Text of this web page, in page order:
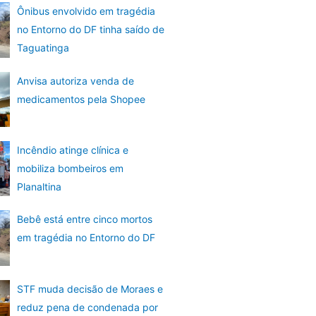
Ônibus envolvido em tragédia
no Entorno do DF tinha saído de
Taguatinga
Anvisa autoriza venda de
medicamentos pela Shopee
Incêndio atinge clínica e
mobiliza bombeiros em
Planaltina
Bebê está entre cinco mortos
em tragédia no Entorno do DF
STF muda decisão de Moraes e
reduz pena de condenada por